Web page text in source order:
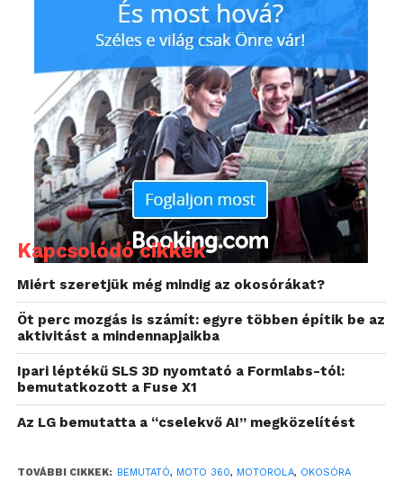
ugyanis inkább tekinthető egy ultramodern
hagyományos karórának, semmint valaminek amit a
“kockák” helyeznek a csuklójukra. A Moto 360
specifikációja egyelőre nem ismert, csak azt tudjuk,
hogy az amerikai vállalat különös figyelmet szentelt
a prémium kialakítás megteremtésére.
Erről egy videót is készítettek, melyből jól látható,
Kapcsolódó cikkek
Miért szeretjük még mindig az okosórákat?
Öt perc mozgás is számít: egyre többen építik be az
aktivitást a mindennapjaikba
Ipari léptékű SLS 3D nyomtató a Formlabs-tól:
bemutatkozott a Fuse X1
Az LG bemutatta a “cselekvő AI” megközelítést
TOVÁBBI CIKKEK: BEMUTATÓ, MOTO 360, MOTOROLA, OKOSÓRA